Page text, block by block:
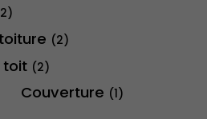
(2)
toit (2)
Couverture (1)